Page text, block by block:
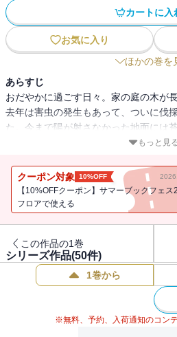
カートに入
お気に入り
ほかの巻を
あらすじ
おだやかに過ごす日々。家の庭の木が
去年は害虫の発生もあって、ついに伐
た。今まで陽が射さなかった地面には
が、剪定後の庭はまるで家ごとどこか
驚き、しばらく慣れずにとまどったほ
気分転換。思考の流れも変わったよう
もっと見
クーポン対象 10%OFF
【10%OFFクーポン】サマーブックフェ
フロアで使える
この作品の1巻
シリーズ作品(50件)
1巻から
※無料、予約、入荷通知のコン